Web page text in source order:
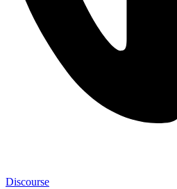
Discourse